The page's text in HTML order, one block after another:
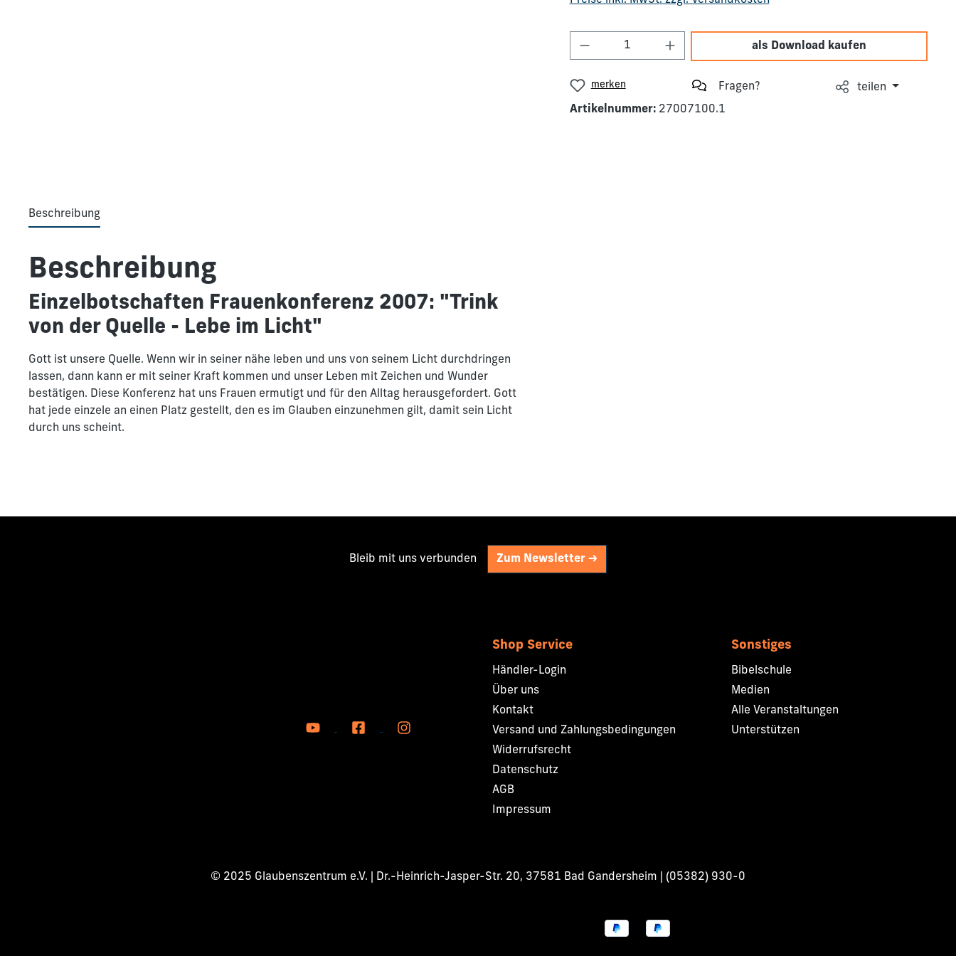
Produkt Anzahl: Gib den gewünschten Wert
als Download kaufen
merken Fragen?
teilen
Artikelnummer: 27007100.1
Beschreibung
Beschreibung
Einzelbotschaften Frauenkonferenz 2007: "Trink
von der Quelle - Lebe im Licht"
Gott ist unsere Quelle. Wenn wir in seiner nähe leben und uns von seinem Licht durchdringen
lassen, dann kann er mit seiner Kraft kommen und unser Leben mit Zeichen und Wunder
bestätigen. Diese Konferenz hat uns Frauen ermutigt und für den Alltag herausgefordert. Gott
hat jede einzele an einen Platz gestellt, den es im Glauben einzunehmen gilt, damit sein Licht
durch uns scheint.
Bleib mit uns verbunden Zum Newsletter ->
Shop Service
Händler-Login
Über uns
Kontakt
Versand und Zahlungsbedingungen
Widerrufsrecht
Datenschutz
AGB
Impressum
Sonstiges
Bibelschule
Medien
Alle Veranstaltungen
Unterstützen
© 2025 Glaubenszentrum e.V. | Dr.-Heinrich-Jasper-Str. 20, 37581 Bad Gandersheim | (05382) 930-0